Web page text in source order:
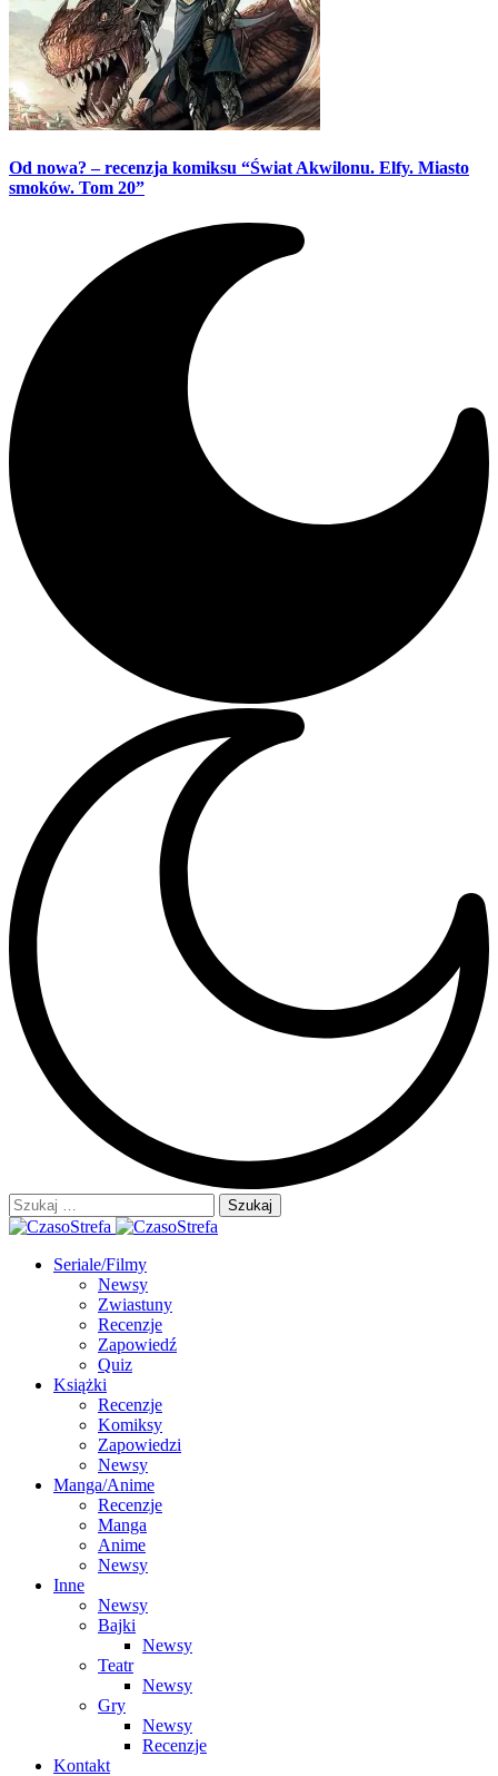
Od nowa? – recenzja komiksu “Świat Akwilonu. Elfy. Miasto
smoków. Tom 20”
Szukaj:
Seriale/Filmy
Newsy
Zwiastuny
Recenzje
Zapowiedź
Quiz
Książki
Recenzje
Komiksy
Zapowiedzi
Newsy
Manga/Anime
Recenzje
Manga
Anime
Newsy
Inne
Newsy
Bajki
Newsy
Teatr
Newsy
Gry
Newsy
Recenzje
Kontakt